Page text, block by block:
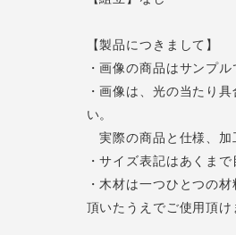
【製品につきまして】
・画像の商品はサンプル
・画像は、光の当たり
い。
実際の商品と仕様、加
・サイズ表記はあくまで
・木材は一つひとつの
頂いたうえでご使用頂け